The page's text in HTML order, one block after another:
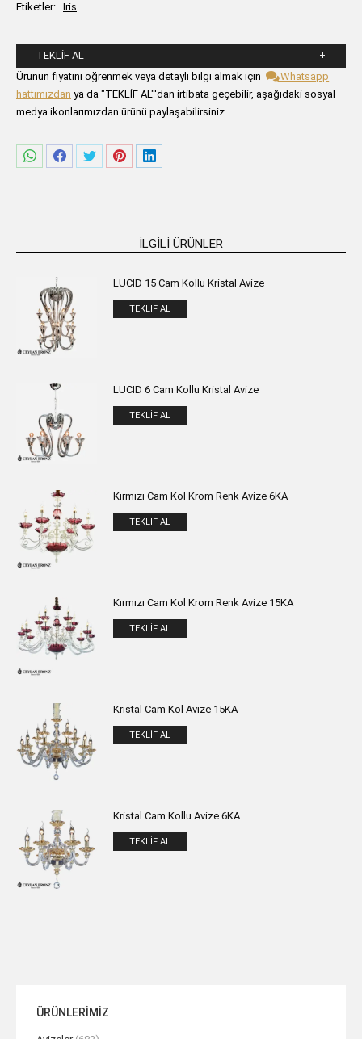
Etiketler: İris
TEKLIF AL
Lütfen aşağıdaki formu alanlarını doldurunuz.
Ürünün fiyatını öğrenmek veya detaylı bilgi almak için
Whatsapp
hattımızdan ya da "TEKLİF AL"'dan irtibata geçebilir, aşağıdaki sosyal
medya ikonlarımızdan ürünü paylaşabilirsiniz.
ShareShareShareShareShare
İLGILI ÜRÜNLER
LUCID 15 Cam Kollu Kristal Avize
TEKLIF AL
LUCID 6 Cam Kollu Kristal Avize
TEKLIF AL
Kırmızı Cam Kol Krom Renk Avize 6KA
TEKLIF AL
Kırmızı Cam Kol Krom Renk Avize 15KA
TEKLIF AL
Kristal Cam Kol Avize 15KA
TEKLIF AL
Kristal Cam Kollu Avize 6KA
TEKLIF AL
ÜRÜNLERİMİZ